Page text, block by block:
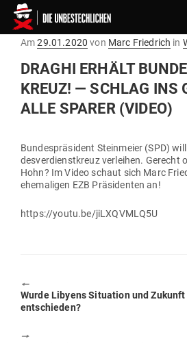
AmGepostet
29.01.2020 von Marc Friedrich in
DRAGHI ERHÄLT
KREUZ! — SCHLAG INS
ALLE SPARER (VIDEO)
Bun­des­prä­sident Stein­meier (SPD)
des­ver­dienst­kreuz ver­leihen. Gerecht
Hohn? Im Video schaut sich Marc
ehe­ma­ligen EZB Prä­si­denten an!
https://youtu.be/jiLXQVMLQ5U
🠔
Previous
post:
Wurde Libyens Situation und
entschieden?
🠖